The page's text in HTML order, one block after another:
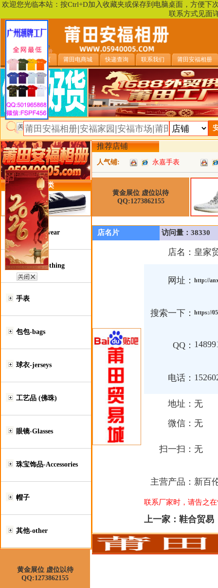
欢迎您光临本站：按Ctrl+D加入收藏夹或保存到电脑桌面，方便
联系方式见面
安福相册首页 莆田电商城 快递查询 联系我们 莆田安福相册
类目详细分类
鞋类-Footwear
服装类-Clothing
手表
包包-bags
球衣-jerseys
工艺品 (佛珠)
眼镜-Glasses
珠宝饰品-Accessories
帽子
其他-other
黄金展位 虚位以待
QQ:1273862155
推荐店铺
人气铺: 永嘉手表
黄金展位 虚位以待
QQ:1273862155
店名片 访问量：38330
店名： 皇家
网址： http://
搜索一下： https://
QQ：
电话：
地址： 无
微信： 无
扫一扫： 无
主营产品： 新百
联系厂家时，请告之
上一家： 鞋合贸易